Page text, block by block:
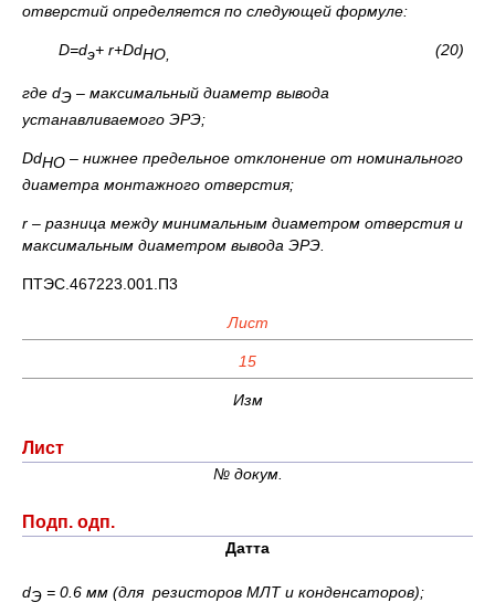
отверстий определяется по следующей формуле:
D=dэ+ r+DdНО (20)
где dЭ – максимальный диаметр вывода
устанавливаемого ЭРЭ;
DdНО – нижнее предельное отклонение от номинального
диаметра монтажного отверстия;
r – разница между минимальным диаметром отверстия и
максимальным диаметром вывода ЭРЭ.
ПТЭС.467223.001.П3
Лист
15
Изм
Лист
№ докум.
Подп. одп.
Датта
dЭ = 0.6 мм (для резисторов МЛТ и конденсаторов);